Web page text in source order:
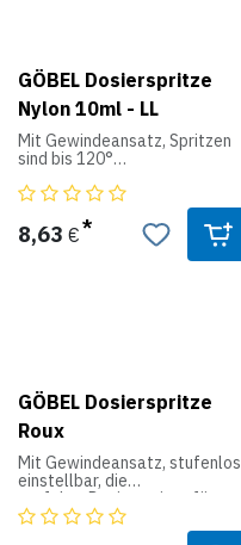
GÖBEL Dosierspritze
Nylon 10ml - LL
Mit Gewindeansatz, Spritzen
sind bis 120°
deshalb auch
Auch mit Luer-Lock-Ansatz
8,63 €
GÖBEL Dosierspritze
Roux
Mit Gewindeansatz, stufenlos
einstellbar, die
perfekte Dosierspritze für
pharmazeutische
Tierpräparate in Flaschen bis